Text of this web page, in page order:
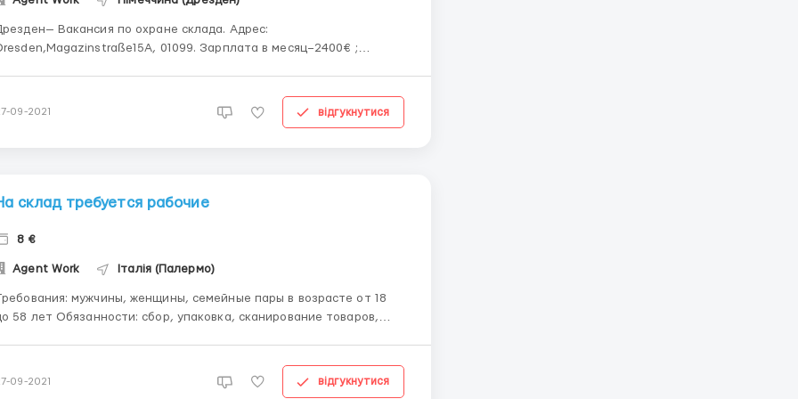
Вакансия по охране склада. Адрес:
01099. Зарплата в месяц–2400€ ;
охранник который не входит в основ...
09-2021 відгукнутися
склад требуется рабочие
8 €
Agent Work Італія (Палермо)
мужчины, женщины, семейные пары в возрасте от 18
Обязанности: сбор, упаковка, сканирование товаров,
Заработная плата 8 EURO в час (нетто...
09-2021 відгукнутися